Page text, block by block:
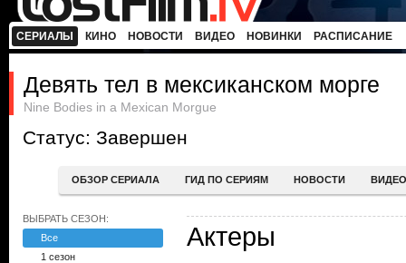
СЕРИАЛЫ КИНО НОВОСТИ ВИДЕО НОВИНКИ РАСПИСАНИЕ
Девять тел в мексиканском морге
Nine Bodies in a Mexican Morgue
Статус: Завершен
ОБЗОР СЕРИАЛА ГИД ПО СЕРИЯМ НОВОСТИ ВИДЕО
ВЫБРАТЬ СЕЗОН:
Все
1 сезон
Актеры